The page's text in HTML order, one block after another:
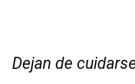
Dejan de